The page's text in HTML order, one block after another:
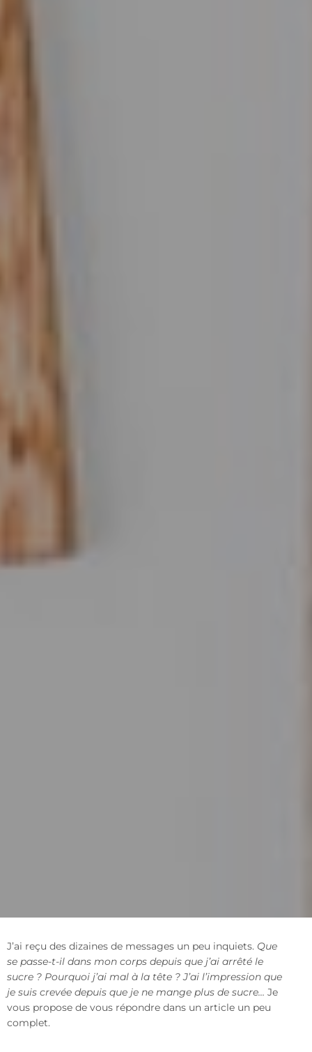
J’ai reçu des dizaines de messages un peu inquiets. Que
se passe-t-il dans mon corps depuis que j’ai arrêté le
sucre ? Pourquoi j’ai mal à la tête ? J’ai l’impression que
je suis crevée depuis que je ne mange plus de sucre… Je
vous propose de vous répondre dans un article un peu
complet.